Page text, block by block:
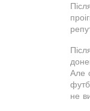
Але
не